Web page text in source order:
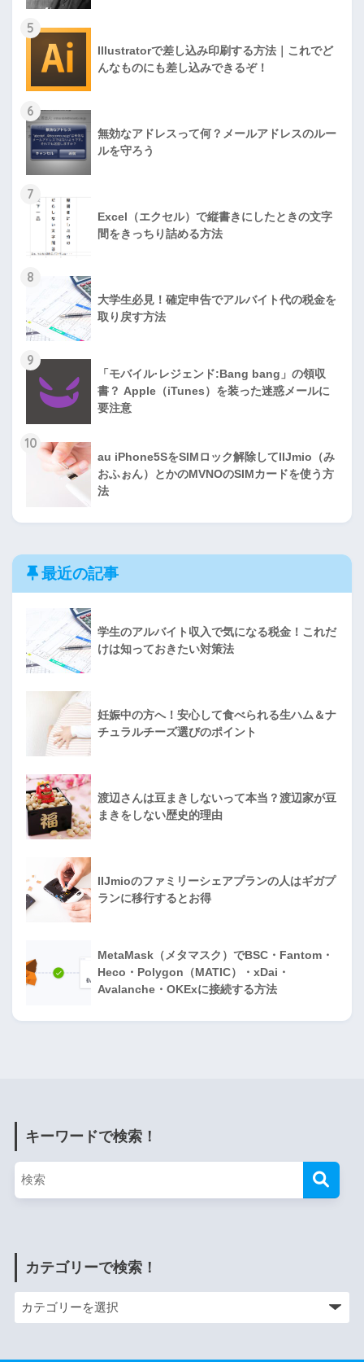
5
Illustratorで差し込み印刷する方法｜これでど
んなものにも差し込みできるぞ！
6
無効なアドレスって何？メールアドレスのルー
ルを守ろう
7
Excel（エクセル）で縦書きにしたときの文字
間をきっちり詰める方法
8
大学生必見！確定申告でアルバイト代の税金を
取り戻す方法
9
「モバイル·レジェンド:Bang bang」の領収
書？ Apple（iTunes）を装った迷惑メールに
要注意
10
au iPhone5SをSIMロック解除してIIJmio（み
おふぉん）とかのMVNOのSIMカードを使う方
法
最近の記事
学生のアルバイト収入で気になる税金！これだ
けは知っておきたい対策法
妊娠中の方へ！安心して食べられる生ハム＆ナ
チュラルチーズ選びのポイント
渡辺さんは豆まきしないって本当？渡辺家が豆
まきをしない歴史的理由
IIJmioのファミリーシェアプランの人はギガプ
ランに移行するとお得
MetaMask（メタマスク）でBSC・Fantom・
Heco・Polygon（MATIC）・xDai・
Avalanche・OKExに接続する方法
キーワードで検索！
カテゴリーで検索！